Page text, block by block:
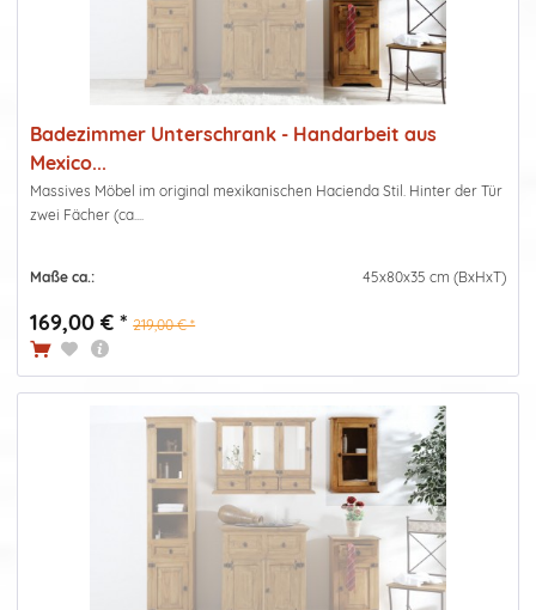
Badezimmer Unterschrank - Handarbeit aus
Mexico...
Massives Möbel im original mexikanischen Hacienda Stil. Hinter der Tür
zwei Fächer (ca....
Maße ca.: 45x80x35 cm (BxHxT)
169,00 € * 219,00 € *